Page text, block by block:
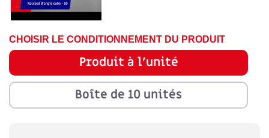
CHOISIR LE CONDITIONNEMENT DU PRODUIT
Produit à l'unité
Boîte de 10 unités